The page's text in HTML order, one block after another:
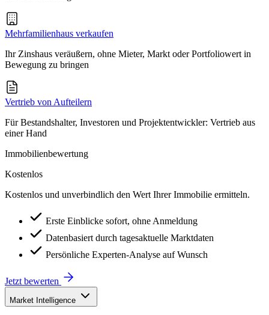
Mehrfamilienhaus verkaufen
Ihr Zinshaus veräußern, ohne Mieter, Markt oder Portfoliowert in
Bewegung zu bringen
Vertrieb von Aufteilern
Für Bestandshalter, Investoren und Projektentwickler: Vertrieb aus
einer Hand
Immobilienbewertung
Kostenlos
Kostenlos und unverbindlich den Wert Ihrer Immobilie ermitteln.
Erste Einblicke sofort, ohne Anmeldung
Datenbasiert durch tagesaktuelle Marktdaten
Persönliche Experten-Analyse auf Wunsch
Jetzt bewerten
Market Intelligence